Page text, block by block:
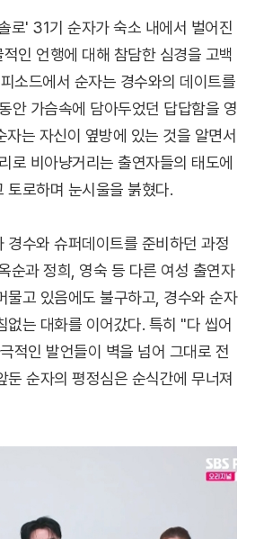
로' 31기 순자가 숙소 내에서 벌어진
인 언행에 대해 참담한 심경을 고백
소드에서 순자는 경수와의 데이트를
안 가슴속에 담아두었던 답답함을 영
자는 자신이 옆방에 있는 것을 알면서
로 비아냥거리는 출연자들의 태도에
토로하며 눈시울을 붉혔다.
경수와 슈퍼데이트를 준비하던 과정
순과 정희, 영숙 등 다른 여성 출연자
물고 있음에도 불구하고, 경수와 순자
없는 대화를 이어갔다. 특히 "다 씹어
적인 발언들이 벽을 넘어 그대로 전
둔 순자의 평정심은 순식간에 무너져